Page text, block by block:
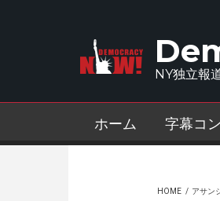
NY独立報
ホーム 字幕コ
HOME / アサン